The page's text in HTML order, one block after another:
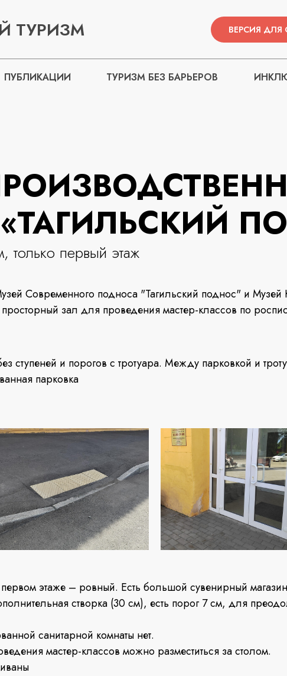
ТУРИЗМ ВЕРСИЯ
ПУБЛИКАЦИИ ТУРИЗМ БЕЗ БАРЬЕРОВ
первый этаж
Современного подноса "Тагильский поднос" и
зал для проведения мастер-классов по
ступеней и порогов с тротуара. Между парковкой и
парковка
этаже – ровный. Есть большой сувенирный
створка (30 см), есть порог 7 см, для
санитарной комнаты нет.
мастер-классов можно разместиться за столом.